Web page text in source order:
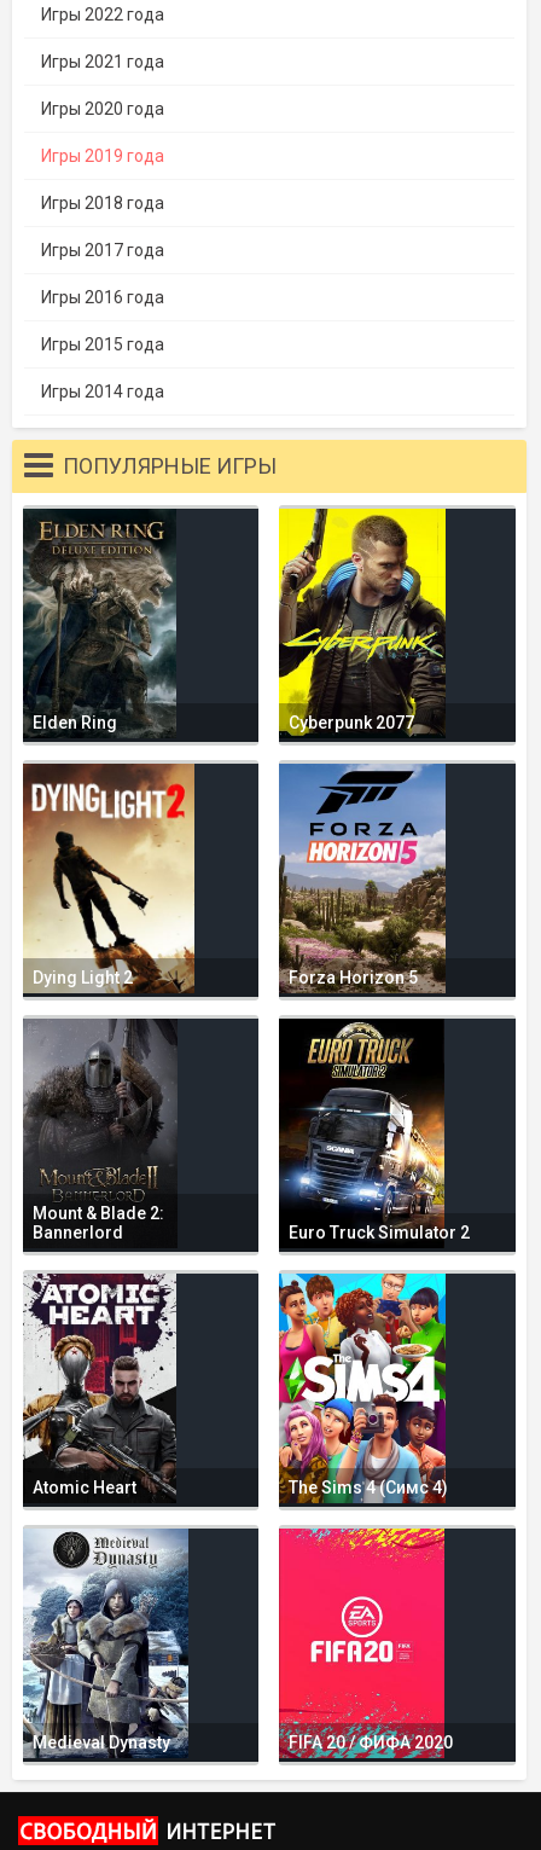
Игры 2022 года
Игры 2021 года
Игры 2020 года
Игры 2019 года
Игры 2018 года
Игры 2017 года
Игры 2016 года
Игры 2015 года
Игры 2014 года
ПОПУЛЯРНЫЕ ИГРЫ
Elden Ring Cyberpunk 2077
Dying Light 2 Forza Horizon 5
Mount & Blade 2:
Bannerlord
Euro Truck Simulator 2
Atomic Heart The Sims 4 (Симс 4)
Medieval Dynasty FIFA 20 / ФИФА 2020